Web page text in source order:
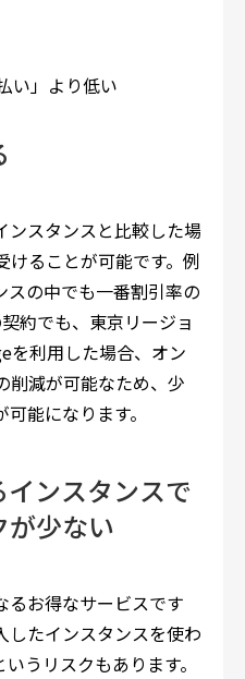
い」より低い
ンスタンスと比較した場
けることが可能です。例
スの中でも一番割引率の
約でも、東京リージョ
を利用した場合、オン
削減が可能なため、少
能になります。
ンスタンスで
が少ない
るお得なサービスです
したインスタンスを使わ
うリスクもあります。